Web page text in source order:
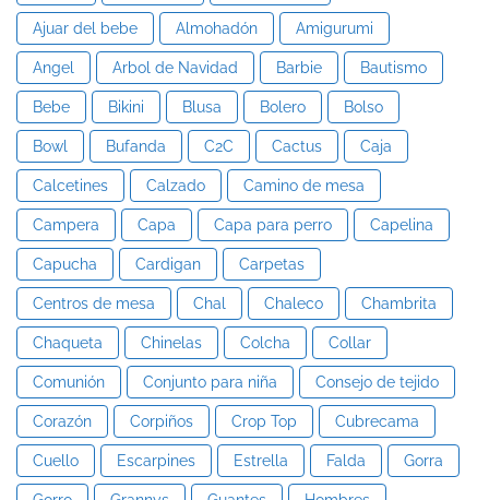
Ajuar del bebe Almohadón Amigurumi
Angel Arbol de Navidad Barbie Bautismo
Bebe Bikini Blusa Bolero Bolso
Bowl Bufanda C2C Cactus Caja
Calcetines Calzado Camino de mesa
Campera Capa Capa para perro Capelina
Capucha Cardigan Carpetas
Centros de mesa Chal Chaleco Chambrita
Chaqueta Chinelas Colcha Collar
Comunión Conjunto para niña Consejo de tejido
Corazón Corpiños Crop Top Cubrecama
Cuello Escarpines Estrella Falda Gorra